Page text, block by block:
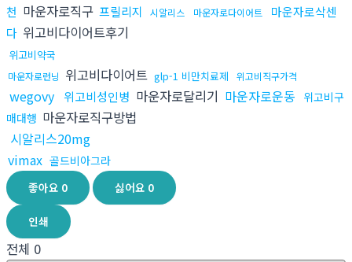
천 마운자로직구 프릴리지 시알리스 마운자로다이어트
마운자로삭센
다 위고비다이어트후기
위고비약국
마운자로런닝 위고비다이어트 glp-1 비만치료제 위고비직구가격
wegovy 위고비성인병 마운자로달리기 마운자로운동 위고비구
매대행 마운자로직구방법
시알리스20mg
vimax 골드비아그라
좋아요 0 싫어요 0
인쇄
전체 0